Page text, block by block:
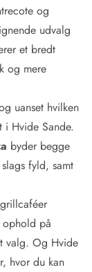
og
udvalg
et bredt
og mere
uanset hvilken
i Hvide Sande.
byder begge
fyld, samt
på
valg. Og Hvide
hvor du kan